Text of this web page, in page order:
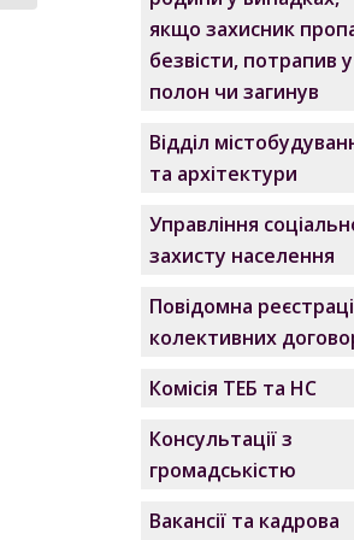
якщо захисник
безвісти, потрапив у
полон чи загинув
Відділ
та архітектури
Управління
захисту населення
Повідомна
колективних
Комісія ТЕБ та НС
Консультації з
громадськістю
Вакансії та кадрова